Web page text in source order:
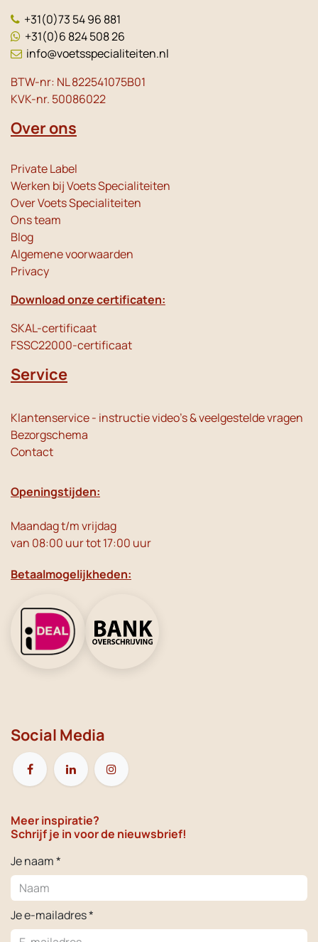
+31(0)73 54 96 881
+31(0)6 824 508 26
info@voetsspecialiteiten.nl
BTW-nr: NL 822541075B01
KVK-nr. 50086022
Over ons
Private Label
Werken bij Voets Specialiteiten
Over Voets Specialiteiten
Ons team
Blog
Algemene voorwaarden
Privacy
Download onze certificaten:
SKAL-certificaat
FSSC22000-certificaat
Service
Klantenservice - instructie video's & veelgestelde vragen
Bezorgschema
Contact
Openingstijden:
Maandag t/m vrijdag
van 08:00 uur tot 17:00 uur
Betaalmogelijkheden:
Social Media
Meer inspiratie?
Schrijf je in voor de nieuwsbrief!
Je naam *
Je e-mailadres *